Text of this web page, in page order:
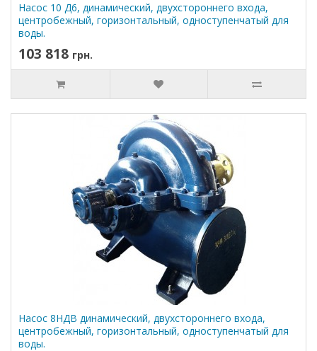
Насос 10 Д6, динамический, двухстороннего входа,
центробежный, горизонтальный, одноступенчатый для
воды.
103 818 грн.
Насос 8НДВ динамический, двухстороннего входа,
центробежный, горизонтальный, одноступенчатый для
воды.